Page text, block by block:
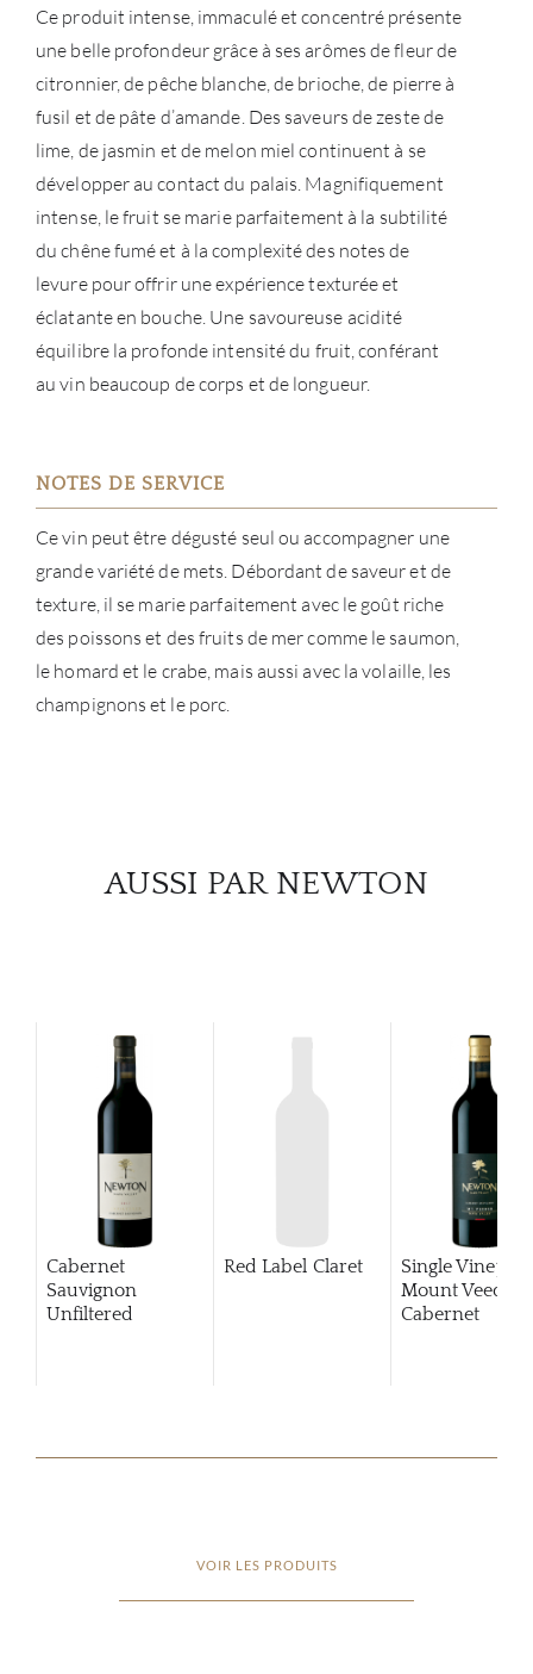
Ce produit intense, immaculé et concentré présente
une belle profondeur grâce à ses arômes de fleur de
citronnier, de pêche blanche, de brioche, de pierre à
fusil et de pâte d’amande. Des saveurs de zeste de
lime, de jasmin et de melon miel continuent à se
développer au contact du palais. Magnifiquement
intense, le fruit se marie parfaitement à la subtilité
du chêne fumé et à la complexité des notes de
levure pour offrir une expérience texturée et
éclatante en bouche. Une savoureuse acidité
équilibre la profonde intensité du fruit, conférant
au vin beaucoup de corps et de longueur.
NOTES DE SERVICE
Ce vin peut être dégusté seul ou accompagner une
grande variété de mets. Débordant de saveur et de
texture, il se marie parfaitement avec le goût riche
des poissons et des fruits de mer comme le saumon,
le homard et le crabe, mais aussi avec la volaille, les
champignons et le porc.
AUSSI PAR NEWTON
Cabernet
Sauvignon
Unfiltered
Red Label Claret
Single
Mount Veeder
Cabernet
VOIR LES PRODUITS